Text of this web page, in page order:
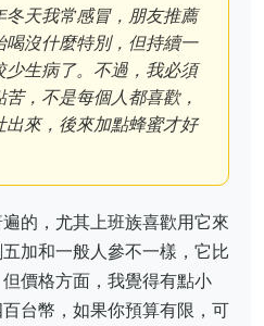
天我常感冒，朋友推薦
沒什麼特別，但持續一
生病了。不過，我必須
，不是每個人都喜歡，
來，後來加點蜂蜜才好
的，尤其上班族喜歡用它來
加和一般人參不一樣，它比
價格方面，我覺得有點小
台幣，如果你預算有限，可